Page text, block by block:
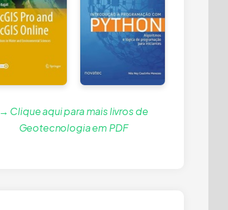
→ Clique aqui para mais livros de
Geotecnologia em PDF